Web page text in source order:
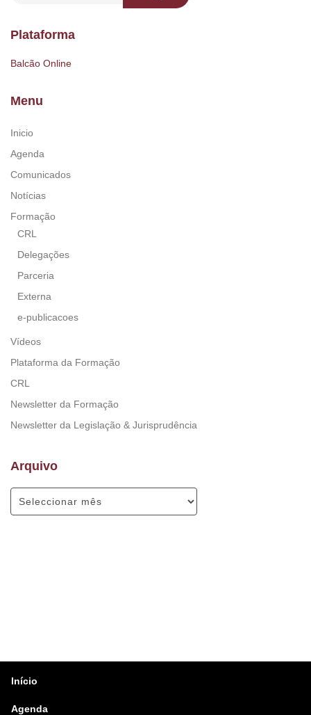
Plataforma
Balcão Online
Menu
Inicio
Agenda
Comunicados
Notícias
Formação
CRL
Delegações
Parceria
Externa
e-publicacoes
Vídeos
Plataforma da Formação
CRL
Newsletter da Formação
Newsletter da Legislação & Jurisprudência
Arquivo
Início
Agenda